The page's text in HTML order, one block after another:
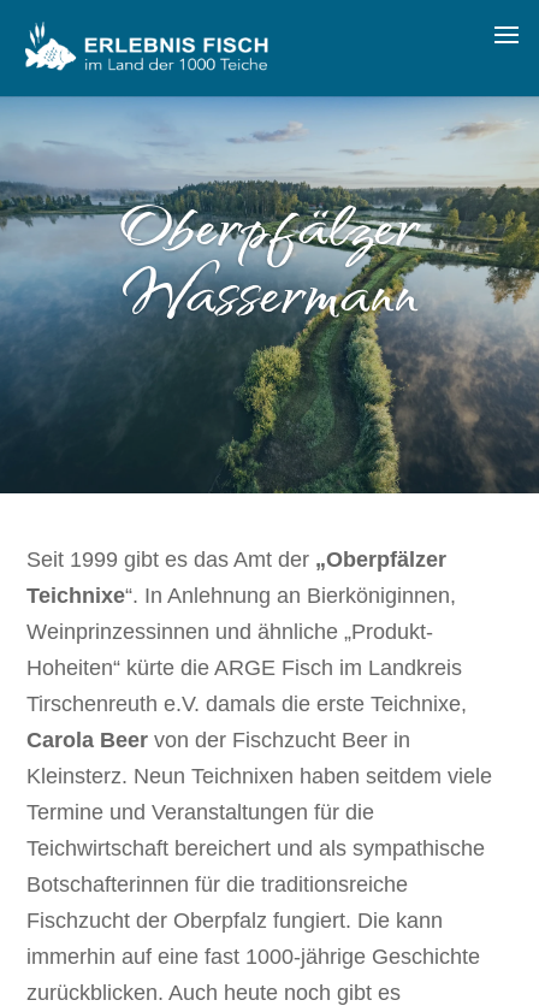
Oberpfälzer
Wassermann
Seit 1999 gibt es das Amt der „Oberpfälzer
Teichnixe“. In Anlehnung an Bierköniginnen,
Weinprinzessinnen und ähnliche „Produkt-
Hoheiten“ kürte die ARGE Fisch im Landkreis
Tirschenreuth e.V. damals die erste Teichnixe,
Carola Beer von der Fischzucht Beer in
Kleinsterz. Neun Teichnixen haben seitdem viele
Termine und Veranstaltungen für die
Teichwirtschaft bereichert und als sympathische
Botschafterinnen für die traditionsreiche
Fischzucht der Oberpfalz fungiert. Die kann
immerhin auf eine fast 1000-jährige Geschichte
zurückblicken. Auch heute noch gibt es